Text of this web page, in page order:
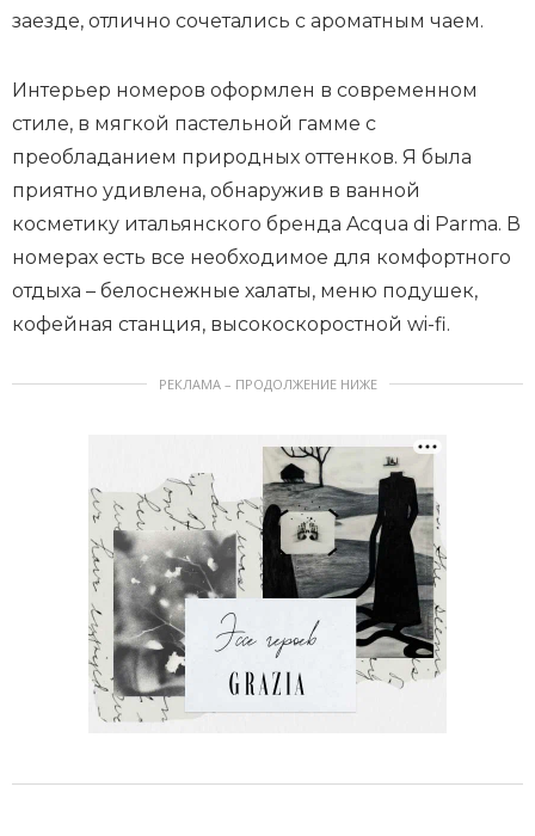
заезде, отлично сочетались с ароматным чаем.
Интерьер номеров оформлен в современном
стиле, в мягкой пастельной гамме с
преобладанием природных оттенков. Я была
приятно удивлена, обнаружив в ванной
косметику итальянского бренда Acqua di Parma. В
номерах есть все необходимое для комфортного
отдыха – белоснежные халаты, меню подушек,
кофейная станция, высокоскоростной wi-fi.
РЕКЛАМА – ПРОДОЛЖЕНИЕ НИЖЕ